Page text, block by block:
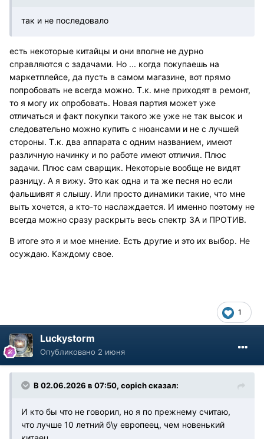
так и не последовало
есть некоторые китайцы и они вполне не дурно
справляются с задачами. Но ... когда покупаешь на
маркетплейсе, да пусть в самом магазине, вот прямо
попробовать не всегда можно. Т.к. мне приходят в ремонт,
то я могу их опробовать. Новая партия может уже
отличаться и факт покупки такого же уже не так высок и
следовательно можно купить с нюансами и не с лучшей
стороны. Т.к. два аппарата с одним названием, имеют
различную начинку и по работе имеют отличия. Плюс
задачи. Плюс сам сварщик. Некоторые вообще не видят
разницу. А я вижу. Это как одна и та же песня но если
фальшивят я слышу. Или просто динамики такие, что мне
выть хочется, а кто-то наслаждается. И именно поэтому не
всегда можно сразу раскрыть весь спектр ЗА и ПРОТИВ.
В итоге это я и мое мнение. Есть другие и это их выбор. Не
осуждаю. Каждому свое.
1
Luckystorm
Опубликовано 2 июня
В 02.06.2026 в 07:50, copichсказал:
И кто бы что не говорил, но я по прежнему считаю,
что лучше 10 летний б\у европеец, чем новенький